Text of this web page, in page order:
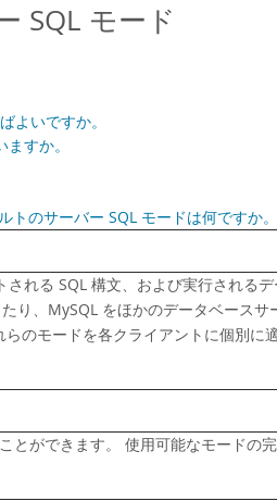
SQL モード
よいですか。
すか。
のサーバー SQL モードは何ですか。
れる SQL 構文、および実行される
り、MySQL をほかのデータベース
のモードを各クライアントに個別に
ができます。 使用可能なモードの完